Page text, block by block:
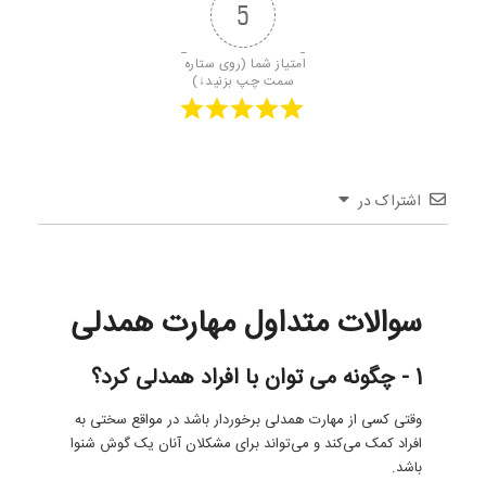
5
امتیاز شما (روی ستاره
سمت چپ بزنید↓)
اشتراک در
سوالات متداول مهارت همدلی
1 - چگونه می توان با افراد همدلی کرد؟
وقتی کسی از مهارت همدلی برخوردار باشد در مواقع سختی به
افراد کمک می‌کند و می‌تواند برای مشکلان آنان یک گوش شنوا
باشد.